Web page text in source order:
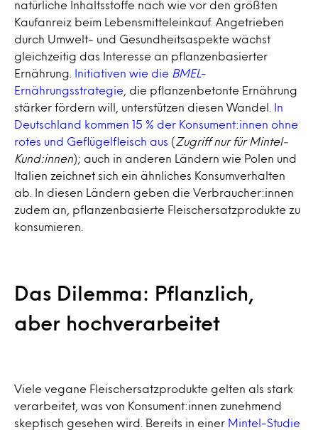
natürliche Inhaltsstoffe nach wie vor den größten
Kaufanreiz beim Lebensmitteleinkauf. Angetrieben
durch Umwelt- und Gesundheitsaspekte wächst
gleichzeitig das Interesse an pflanzenbasierter
Ernährung.
Initiativen wie die BMEL-
Ernährungsstrategie , die pflanzenbetonte Ernährung
stärker fördern will, unterstützen diesen Wandel.
In
Deutschland kommen 15 % der Konsument:innen ohne
rotes und Geflügelfleisch aus ( Zugriff nur für Mintel-
Kund:innen); auch in anderen Ländern wie Polen und
Italien zeichnet sich ein ähnliches Konsumverhalten
ab. In diesen Ländern geben die Verbraucher:innen
zudem an, pflanzenbasierte Fleischersatzprodukte zu
konsumieren.
Das Dilemma: Pflanzlich,
aber hochverarbeitet
Viele vegane Fleischersatzprodukte gelten als stark
verarbeitet, was von Konsument:innen zunehmend
skeptisch gesehen wird. Bereits in einer Mintel-Studie